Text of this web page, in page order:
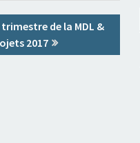
de la MDL &
2017